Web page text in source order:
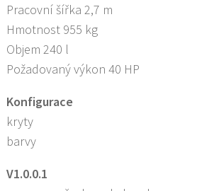
Pracovní šířka 2,7 m
Hmotnost 955 kg
Objem 240 l
Požadovaný výkon 40 HP
Konfigurace
kryty
barvy
V1.0.0.1